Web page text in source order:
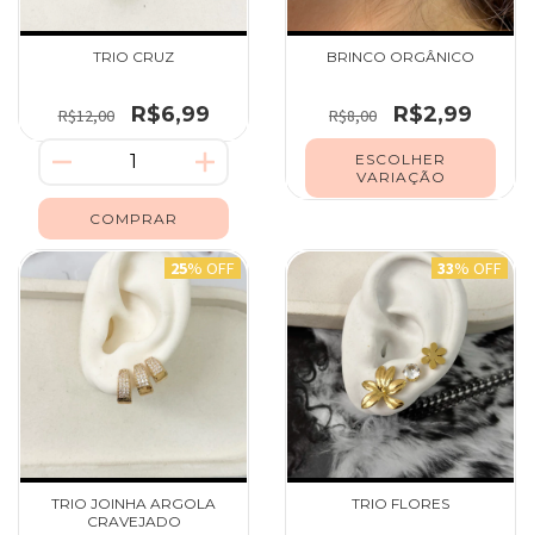
TRIO CRUZ
R$12,00 R$6,99
BRINCO ORGÂNICO
R$8,00 R$2,99
ESCOLHER
VARIAÇÃO
25% OFF
TRIO JOINHA ARGOLA
CRAVEJADO
33% OFF
TRIO FLORES